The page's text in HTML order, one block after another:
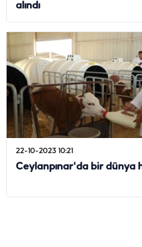
alındı
22-10-2023 10:21
Ceylanpınar'da bir dünya